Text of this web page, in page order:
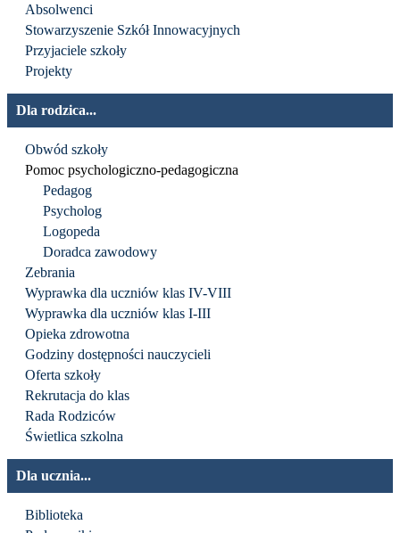
Absolwenci
Stowarzyszenie Szkół Innowacyjnych
Przyjaciele szkoły
Projekty
Dla rodzica...
Obwód szkoły
Pomoc psychologiczno-pedagogiczna
Pedagog
Psycholog
Logopeda
Doradca zawodowy
Zebrania
Wyprawka dla uczniów klas IV-VIII
Wyprawka dla uczniów klas I-III
Opieka zdrowotna
Godziny dostępności nauczycieli
Oferta szkoły
Rekrutacja do klas
Rada Rodziców
Świetlica szkolna
Dla ucznia...
Biblioteka